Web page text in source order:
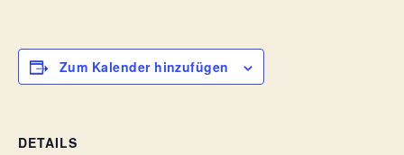
Zum Kalender hinzufügen
DETAILS